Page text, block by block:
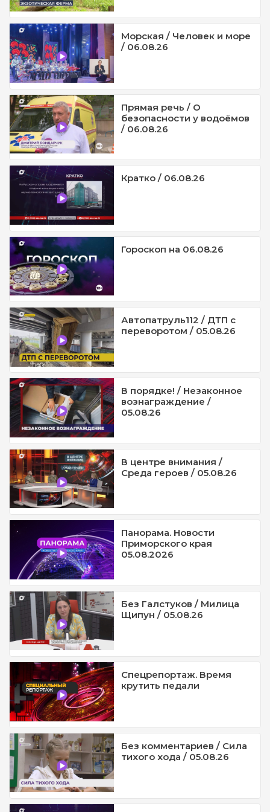
Морская / Человек и море
/ 06.08.26
Прямая речь / О
безопасности у водоёмов
/ 06.08.26
Кратко / 06.08.26
Гороскоп на 06.08.26
Автопатруль112 / ДТП с
переворотом / 05.08.26
В порядке! / Незаконное
вознаграждение /
05.08.26
В центре внимания /
Среда героев / 05.08.26
Панорама. Новости
Приморского края
05.08.2026
Без Галстуков / Милица
Щипун / 05.08.26
Спецрепортаж. Время
крутить педали
Без комментариев / Сила
тихого хода / 05.08.26